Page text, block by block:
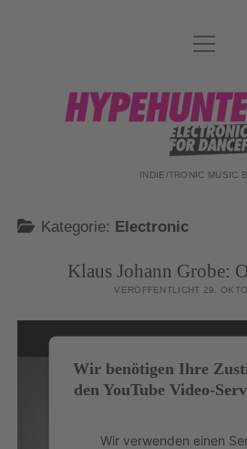
DATENSCHUTZ
DJ-TEAM
ABOUT
Menü
öffnen
hypehunters
INDIE/TRONIC MUSIC
Kategorie: Electronic
Klaus Johann Grobe:
VERÖFFENTLICHT 29.
Wir benötigen Ihre
den YouTube Video-
Wir verwenden einen